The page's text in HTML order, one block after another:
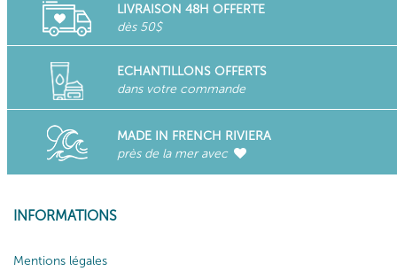
LIVRAISON 48H OFFERTE
dès 50$
ECHANTILLONS OFFERTS
dans votre commande
MADE IN FRENCH RIVIERA
près de la mer avec
INFORMATIONS
Mentions légales